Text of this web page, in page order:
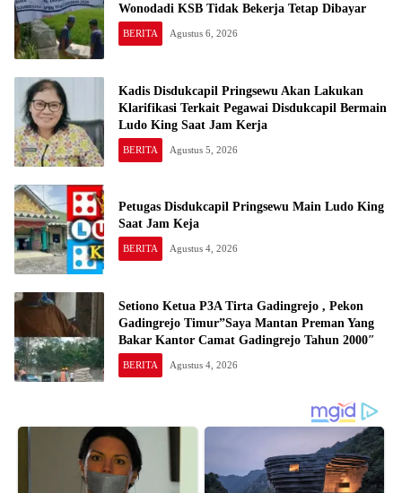
Wonodadi KSB Tidak Bekerja Tetap Dibayar
BERITA Agustus 6, 2026
Kadis Disdukcapil Pringsewu Akan Lakukan
Klarifikasi Terkait Pegawai Disdukcapil Bermain
Ludo King Saat Jam Kerja
BERITA Agustus 5, 2026
Petugas Disdukcapil Pringsewu Main Ludo King
Saat Jam Keja
BERITA Agustus 4, 2026
Setiono Ketua P3A Tirta Gadingrejo , Pekon
Gadingrejo Timur”Saya Mantan Preman Yang
Bakar Kantor Camat Gadingrejo Tahun 2000″
BERITA Agustus 4, 2026